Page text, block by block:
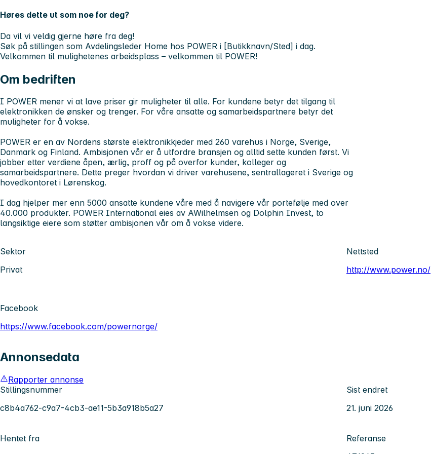
Høres dette ut som noe for deg?
Da vil vi veldig gjerne høre fra deg!
Søk på stillingen som Avdelingsleder Home hos POWER i [Butikknavn/Sted] i dag.
Velkommen til mulighetenes arbeidsplass – velkommen til POWER!
Om bedriften
I POWER mener vi at lave priser gir muligheter til alle. For kundene betyr det tilgang til
elektronikken de ønsker og trenger. For våre ansatte og samarbeidspartnere betyr det
muligheter for å vokse.
POWER er en av Nordens største elektronikkjeder med 260 varehus i Norge, Sverige,
Danmark og Finland. Ambisjonen vår er å utfordre bransjen og alltid sette kunden først. Vi
jobber etter verdiene åpen, ærlig, proff og på overfor kunder, kolleger og
samarbeidspartnere. Dette preger hvordan vi driver varehusene, sentrallageret i Sverige og
hovedkontoret i Lørenskog.
I dag hjelper mer enn 5000 ansatte kundene våre med å navigere vår portefølje med over
40.000 produkter. POWER International eies av AWilhelmsen og Dolphin Invest, to
langsiktige eiere som støtter ambisjonen vår om å vokse videre.
Sektor
Privat
Nettsted
http://www.power.no/
Facebook
https://www.facebook.com/powernorge/
Annonsedata
Rapporter annonse
Stillingsnummer
c8b4a762-c9a7-4cb3-ae11-5b3a918b5a27
Sist endret
21. juni 2026
Hentet fra
Referanse